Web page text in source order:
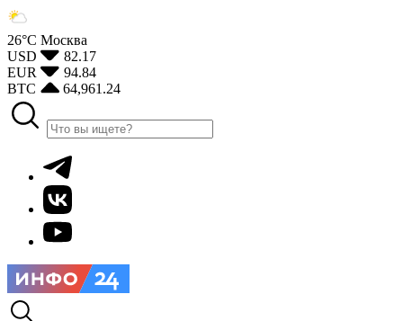
26°С Москва
USD
82.17
EUR
94.84
BTC
64,961.24